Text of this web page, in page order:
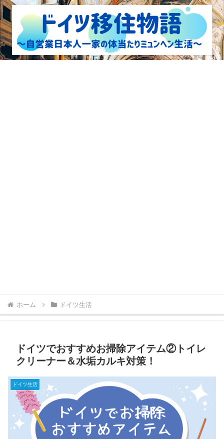
ホーム ドイツ生活
ドイツでおすすめお掃除アイテム②トイレ
クリーナー＆水垢カルキ対策！
ドイツ生活